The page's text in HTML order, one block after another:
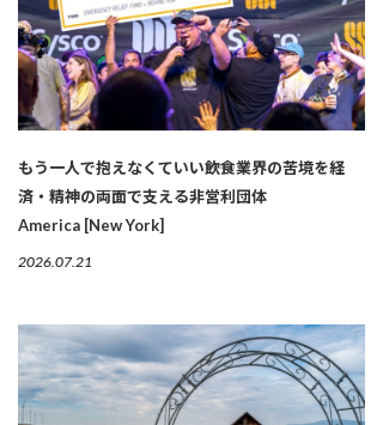
もう一人で抱えなくていい――飲食業界の苦境を経
済・精神の両面で支える非営利団体
America [New York]
2026.07.21